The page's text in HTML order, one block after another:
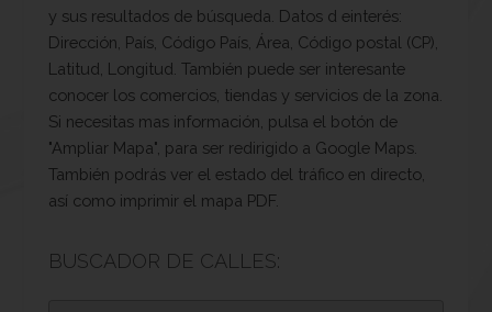
y sus resultados de búsqueda. Datos d einterés:
Dirección, País, Código País, Área, Código postal (CP),
Latitud, Longitud. También puede ser interesante
conocer los comercios, tiendas y servicios de la zona.
Si necesitas mas información, pulsa el botón de
"Ampliar Mapa", para ser redirigido a Google Maps.
También podrás ver el estado del tráfico en directo,
así como imprimir el mapa PDF.
BUSCADOR DE CALLES: